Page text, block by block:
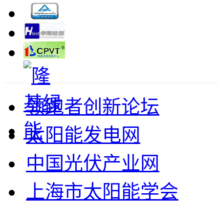
领跑者创新论坛
太阳能发电网
中国光伏产业网
上海市太阳能学会